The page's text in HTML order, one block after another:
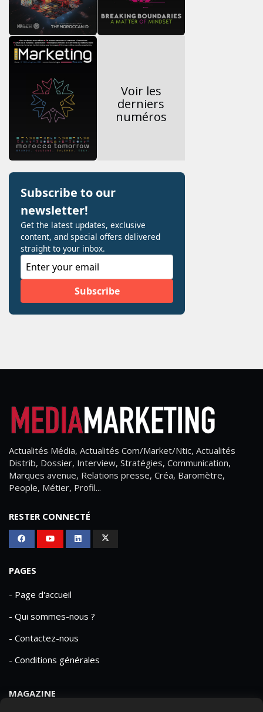
Voir les
derniers
numéros
Actualités Média, Actualités Com/Market/Ntic, Actualités
Distrib, Dossier, Interview, Stratégies, Communication,
Marques avenue, Relations presse, Créa, Baromètre,
People, Métier, Profil...
RESTER CONNECTÉ
PAGES
- Page d'accueil
- Qui sommes-nous ?
- Contactez-nous
- Conditions générales
MAGAZINE